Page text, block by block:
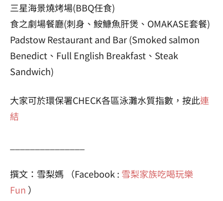
三星海景燒烤場(BBQ任食)
食之劇場餐廳(刺身、鮟鱇魚肝煲、OMAKASE套餐)
Padstow Restaurant and Bar (Smoked salmon
Benedict、Full English Breakfast、Steak
Sandwich)
大家可於環保署CHECK各區泳灘水質指數，按此連
結
撰文：雪梨媽 （Facebook : 雪梨家族吃喝玩樂
Fun ）